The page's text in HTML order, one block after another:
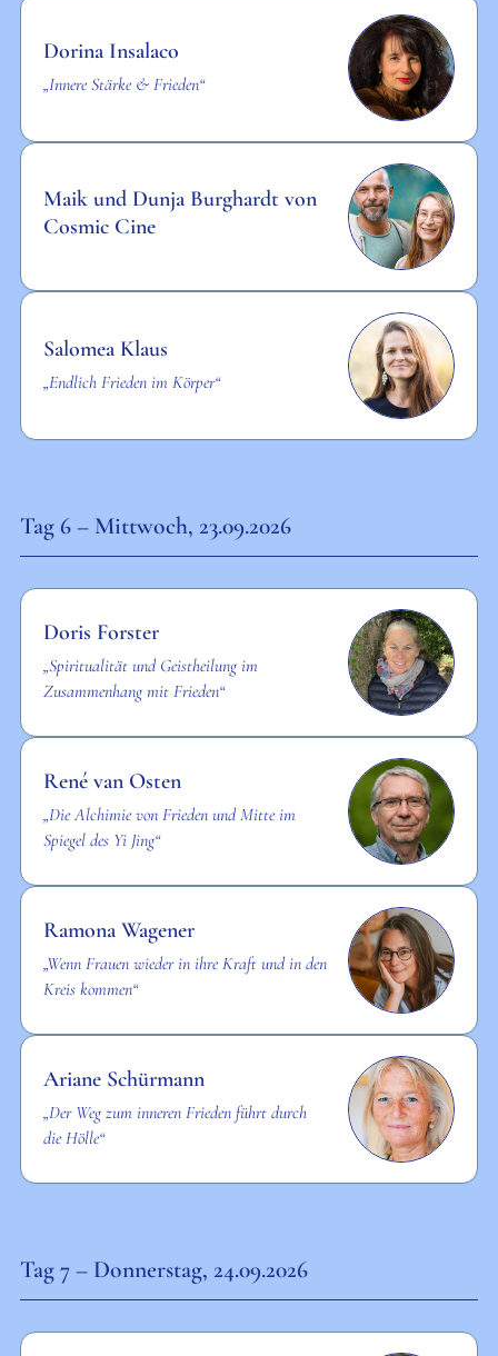
Dorina Insalaco
„Innere Stärke & Frieden“
Maik und Dunja Burghardt von
Cosmic Cine
Salomea Klaus
„Endlich Frieden im Körper“
Tag 6 – Mittwoch, 23.09.2026
Doris Forster
„Spiritualität und Geistheilung im
Zusammenhang mit Frieden“
René van Osten
„Die Alchimie von Frieden und Mitte im
Spiegel des Yi Jing“
Ramona Wagener
„Wenn Frauen wieder in ihre Kraft und in den
Kreis kommen“
Ariane Schürmann
„Der Weg zum inneren Frieden führt durch
die Hölle“
Tag 7 – Donnerstag, 24.09.2026